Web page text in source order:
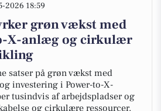
2026 18:59
grøn vækst med
X-anlæg og cirkulær
satser på grøn vækst med
investering i Power-to-X-
tusindvis af arbejdspladser og
og cirkulære ressourcer.